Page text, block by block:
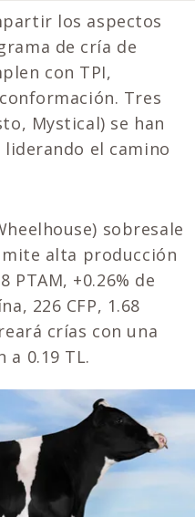
los aspectos
de cría de
con TPI,
Tres
Mystical) se han
el camino
sobresale
alta producción
PTAM, +0.26% de
226 CFP, 1.68
crías con una
a 0.19 TL.